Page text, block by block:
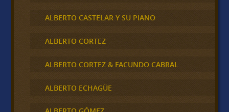
ALBERTO CASTELAR Y SU PIANO
ALBERTO CORTEZ
ALBERTO CORTEZ & FACUNDO CABRAL
ALBERTO ECHAGÜE